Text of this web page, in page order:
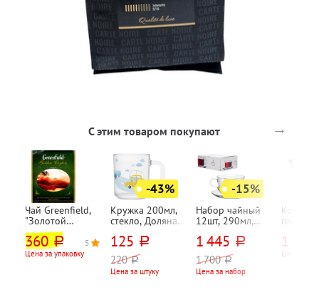
С этим товаром покупают →
Чай Greenfield,
"Золотой
Цейлон (Golden
Ceylon)",
черный,
360 руб.
Цена за упаковку
5 5
-43%
Кружка 200мл,
стекло, Доляна,
125 руб.
220 руб.
Цена за штуку
-15%
Набор чайный
12шт, 290мл,
Pasabahce,
"Ташкент",
прозрачный
1 445 руб.
1 700 руб.
Цена за набор
1 350
Цена за